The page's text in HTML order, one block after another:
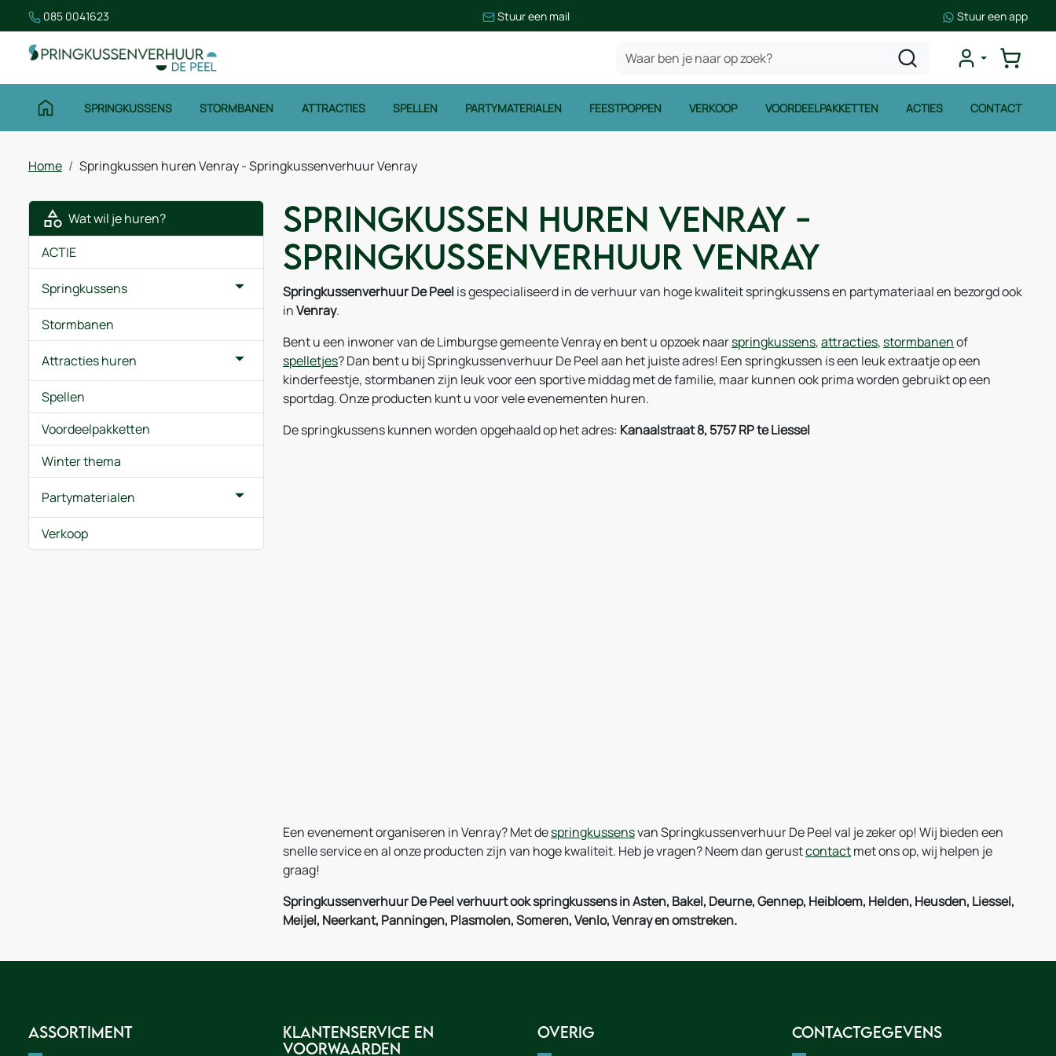
085 0041623 Stuur een mail Stuur een app
SPRINGKUSSENS STORMBANEN ATTRACTIES SPELLEN PARTYMATERIALEN FEESTPOPPEN VERKOOP VOORDEELPAKKETTEN ACTIES CONTACT
Home Springkussen huren Venray - Springkussenverhuur Venray
Wat wil je huren?
ACTIE
Springkussens
Stormbanen
Attracties huren
Spellen
Voordeelpakketten
Winter thema
Partymaterialen
Verkoop
Springkussen huren Venray -
Springkussenverhuur Venray
Springkussenverhuur De Peelis gespecialiseerd in de verhuur van hoge kwaliteit springkussens en partymateriaal en bezorgd ook
inVenray.
Bent u een inwoner van de Limburgse gemeente Venray en bent u opzoek naarspringkussens,attracties, stormbanenof
spelletjes? Dan bent u bij Springkussenverhuur De Peel aan het juiste adres! Een springkussen is een leuk extraatje op een
kinderfeestje, stormbanen zijn leuk voor een sportive middag met de familie, maar kunnen ook prima worden gebruikt op een
sportdag. Onze producten kunt u voor vele evenementen huren.
De springkussens kunnen worden opgehaald op het adres: Kanaalstraat 8, 5757 RP te Liessel
Een evenement organiseren in Venray? Met despringkussensvan Springkussenverhuur De Peel val je zeker op! Wij bieden een
snelle service en al onze producten zijn van hoge kwaliteit. Heb je vragen? Neem dan gerustcontactmet ons op, wij helpen je
graag!
Springkussenverhuur De Peel verhuurt ook springkussens in Asten, Bakel, Deurne, Gennep, Heibloem, Helden, Heusden, Liessel,
Meijel, Neerkant, Panningen, Plasmolen, Someren, Venlo, Venray en omstreken.
Assortiment
Klantenservice en
voorwaarden
Overig Contactgegevens